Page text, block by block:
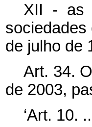
XII - as
sociedades
de julho de
Art. 34. O
de 2003,
‘Art. 10.